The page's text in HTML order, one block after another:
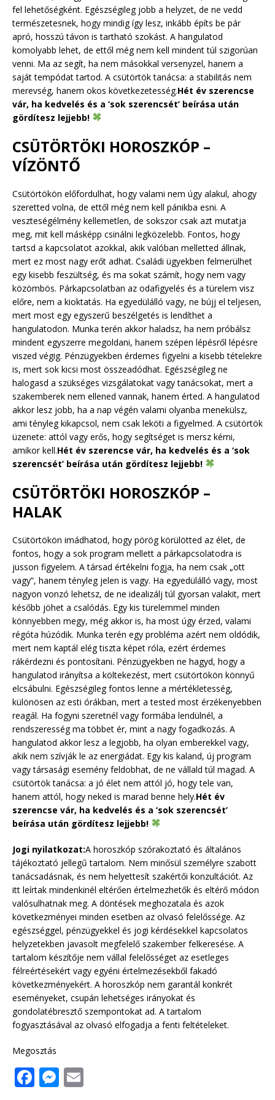
fel lehetőségként. Egészségileg jobb a helyzet, de ne vedd
természetesnek, hogy mindig így lesz, inkább építs be pár
apró, hosszú távon is tartható szokást. A hangulatod
komolyabb lehet, de ettől még nem kell mindent túl szigorúan
venni. Ma az segít, ha nem másokkal versenyzel, hanem a
saját tempódat tartod. A csütörtök tanácsa: a stabilitás nem
merevség, hanem okos következetesség.Hét év szerencse
vár, ha kedvelés és a ‘sok szerencsét’ beírása után
gördítesz lejjebb!
CSÜTÖRTÖKI HOROSZKÓP –
VÍZÖNTŐ
Csütörtökön előfordulhat, hogy valami nem úgy alakul, ahogy
szeretted volna, de ettől még nem kell pánikba esni. A
veszteségélmény kellemetlen, de sokszor csak azt mutatja
meg, mit kell másképp csinálni legközelebb. Fontos, hogy
tartsd a kapcsolatot azokkal, akik valóban melletted állnak,
mert ez most nagy erőt adhat. Családi ügyekben felmerülhet
egy kisebb feszültség, és ma sokat számít, hogy nem vagy
közömbös. Párkapcsolatban az odafigyelés és a türelem visz
előre, nem a kioktatás. Ha egyedülálló vagy, ne bújj el teljesen,
mert most egy egyszerű beszélgetés is lendíthet a
hangulatodon. Munka terén akkor haladsz, ha nem próbálsz
mindent egyszerre megoldani, hanem szépen lépésről lépésre
viszed végig. Pénzügyekben érdemes figyelni a kisebb tételekre
is, mert sok kicsi most összeadódhat. Egészségileg ne
halogasd a szükséges vizsgálatokat vagy tanácsokat, mert a
szakemberek nem ellened vannak, hanem érted. A hangulatod
akkor lesz jobb, ha a nap végén valami olyanba menekülsz,
ami tényleg kikapcsol, nem csak leköti a figyelmed. A csütörtök
üzenete: attól vagy erős, hogy segítséget is mersz kérni,
amikor kell.Hét év szerencse vár, ha kedvelés és a ‘sok
szerencsét’ beírása után gördítesz lejjebb!
CSÜTÖRTÖKI HOROSZKÓP –
HALAK
Csütörtökön imádhatod, hogy pörög körülötted az élet, de
fontos, hogy a sok program mellett a párkapcsolatodra is
jusson figyelem. A társad értékelni fogja, ha nem csak „ott
vagy”, hanem tényleg jelen is vagy. Ha egyedülálló vagy, most
nagyon vonzó lehetsz, de ne idealizálj túl gyorsan valakit, mert
később jöhet a csalódás. Egy kis türelemmel minden
könnyebben megy, még akkor is, ha most úgy érzed, valami
régóta húzódik. Munka terén egy probléma azért nem oldódik,
mert nem kaptál elég tiszta képet róla, ezért érdemes
rákérdezni és pontosítani. Pénzügyekben ne hagyd, hogy a
hangulatod irányítsa a költekezést, mert csütörtökön könnyű
elcsábulni. Egészségileg fontos lenne a mértékletesség,
különösen az esti órákban, mert a tested most érzékenyebben
reagál. Ha fogyni szeretnél vagy formába lendülnél, a
rendszeresség ma többet ér, mint a nagy fogadkozás. A
hangulatod akkor lesz a legjobb, ha olyan emberekkel vagy,
akik nem szívják le az energiádat. Egy kis kaland, új program
vagy társasági esemény feldobhat, de ne vállald túl magad. A
csütörtök tanácsa: a jó élet nem attól jó, hogy tele van,
hanem attól, hogy neked is marad benne hely.Hét év
szerencse vár, ha kedvelés és a ‘sok szerencsét’
beírása után gördítesz lejjebb!
Jogi nyilatkozat:A horoszkóp szórakoztató és általános
tájékoztató jellegű tartalom. Nem minősül személyre szabott
tanácsadásnak, és nem helyettesít szakértői konzultációt. Az
itt leírtak mindenkinél eltérően értelmezhetők és eltérő módon
valósulhatnak meg. A döntések meghozatala és azok
következményei minden esetben az olvasó felelőssége. Az
egészséggel, pénzügyekkel és jogi kérdésekkel kapcsolatos
helyzetekben javasolt megfelelő szakember felkeresése. A
tartalom készítője nem vállal felelősséget az esetleges
félreértésekért vagy egyéni értelmezésekből fakadó
következményekért. A horoszkóp nem garantál konkrét
eseményeket, csupán lehetséges irányokat és
gondolatébresztő szempontokat ad. A tartalom
fogyasztásával az olvasó elfogadja a fenti feltételeket.
Megosztás
F M